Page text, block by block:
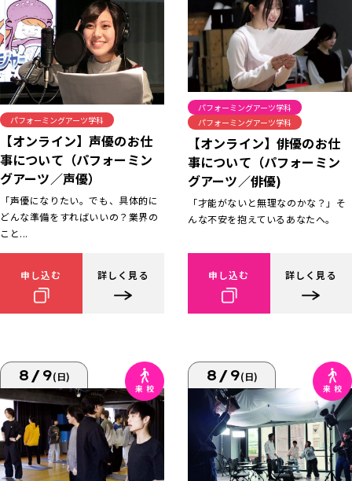
パフォーミングアーツ学科
【オンライン】声優のお仕
事について（パフォーミン
グアーツ／声優）
「声優になりたい。でも、具体的に
どんな準備をすればいいの？業界の
こと...
申し込む 詳しく見る
パフォーミングアーツ学科
パフォーミングアーツ学科
【オンライン】俳優のお仕
事について（パフォーミン
グアーツ／俳優)
「才能がないと無理なのかな？」そ
んな不安を抱えているあなたへ。
申し込む 詳しく見る
8/9(日) 8/9(日)